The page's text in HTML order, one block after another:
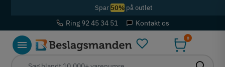
Spar 50%på outlet
Ring 92 45 34 51 Kontakt os
0